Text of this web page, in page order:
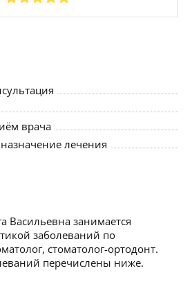
врача
лечения
Васильевна занимается
заболеваний по
стоматолог-ортодонт.
перечислены ниже.